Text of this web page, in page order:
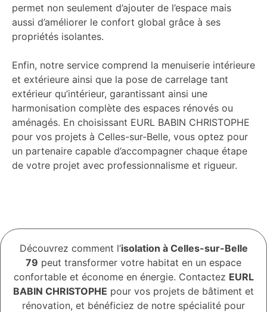
permet non seulement d’ajouter de l’espace mais
aussi d’améliorer le confort global grâce à ses
propriétés isolantes.
Enfin, notre service comprend la menuiserie intérieure
et extérieure ainsi que la pose de carrelage tant
extérieur qu’intérieur, garantissant ainsi une
harmonisation complète des espaces rénovés ou
aménagés. En choisissant EURL BABIN CHRISTOPHE
pour vos projets à Celles-sur-Belle, vous optez pour
un partenaire capable d’accompagner chaque étape
de votre projet avec professionnalisme et rigueur.
Découvrez comment l’isolation à Celles-sur-Belle
79 peut transformer votre habitat en un espace
confortable et économe en énergie. Contactez EURL
BABIN CHRISTOPHE pour vos projets de bâtiment et
rénovation, et bénéficiez de notre spécialité pour